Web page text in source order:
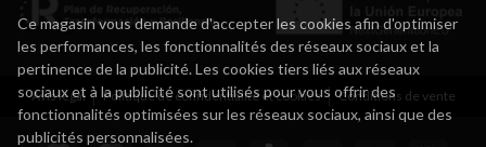
Avis légal Politique de confidentialité et cookies Conditions de vente
Ce magasin vous demande d'accepter les cookies afin d'optimiser
les performances, les fonctionnalités des réseaux sociaux et la
pertinence de la publicité. Les cookies tiers liés aux réseaux
sociaux et à la publicité sont utilisés pour vous offrir des
fonctionnalités optimisées sur les réseaux sociaux, ainsi que des
publicités personnalisées.